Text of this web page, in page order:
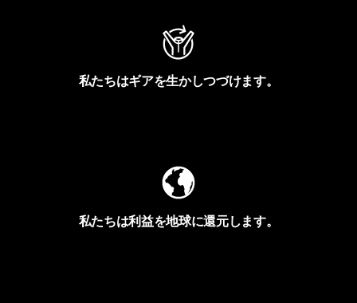
私たちはギアを生かしつづけます。
私たちは利益を地球に還元します。